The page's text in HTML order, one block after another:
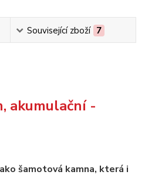
Související zboží 7
akumulační -
šamotová kamna, která i